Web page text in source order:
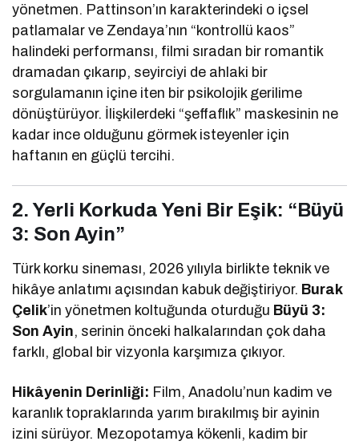
yönetmen. Pattinson’ın karakterindeki o içsel
patlamalar ve Zendaya’nın “kontrollü kaos”
halindeki performansı, filmi sıradan bir romantik
dramadan çıkarıp, seyirciyi de ahlaki bir
sorgulamanın içine iten bir psikolojik gerilime
dönüştürüyor. İlişkilerdeki “şeffaflık” maskesinin ne
kadar ince olduğunu görmek isteyenler için
haftanın en güçlü tercihi.
2. Yerli Korkuda Yeni Bir Eşik: “Büyü
3: Son Ayin”
Türk korku sineması, 2026 yılıyla birlikte teknik ve
hikâye anlatımı açısından kabuk değiştiriyor. Burak
Çelik’in yönetmen koltuğunda oturduğu Büyü 3:
Son Ayin, serinin önceki halkalarından çok daha
farklı, global bir vizyonla karşımıza çıkıyor.
Hikâyenin Derinliği: Film, Anadolu’nun kadim ve
karanlık topraklarında yarım bırakılmış bir ayinin
izini sürüyor. Mezopotamya kökenli, kadim bir